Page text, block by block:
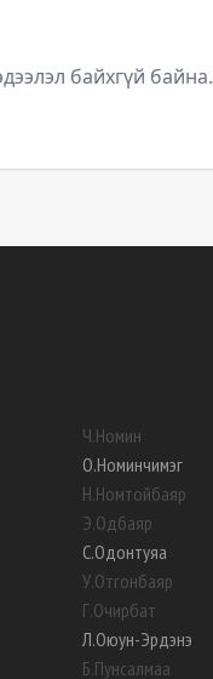
байхгүй байна.
Ч.Номин
О.Номинчимэг
Н.Номтойбаяр
Э.Одбаяр
С.Одонтуяа
У.Отгонбаяр
Г.Очирбат
Л.Оюун-Эрдэнэ
Б.Пунсалмаа